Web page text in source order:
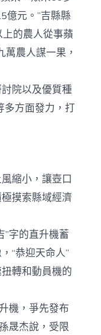
億元。”吉縣縣
的農人從事蘋
萬農人謀一果，
院以及優質種
多方面發力，打
縮小，讓壺口
摸索縣域經濟
字的直升機蓄
“恭迎天命人”
轉和動員機的
機，爭先發布
晟杰說，受限